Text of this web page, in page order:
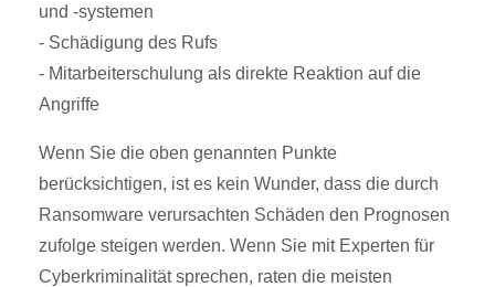
und -systemen
- Schädigung des Rufs
- Mitarbeiterschulung als direkte Reaktion auf die
Angriffe
Wenn Sie die oben genannten Punkte
berücksichtigen, ist es kein Wunder, dass die durch
Ransomware verursachten Schäden den Prognosen
zufolge steigen werden. Wenn Sie mit Experten für
Cyberkriminalität sprechen, raten die meisten